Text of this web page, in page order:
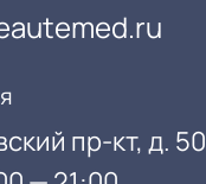
пр-кт, д. 50